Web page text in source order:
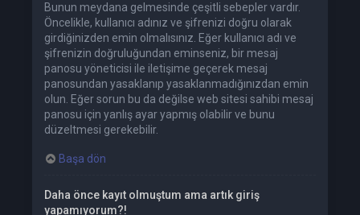
Bunun meydana gelmesinde çeşitli sebepler vardır.
Öncelikle, kullanıcı adınız ve şifrenizi doğru olarak
girdiğinizden emin olmalısınız. Eğer kullanıcı adı ve
şifrenizin doğruluğundan eminseniz, bir mesaj
panosu yöneticisi ile iletişime geçerek mesaj
panosundan yasaklanıp yasaklanmadığınızdan emin
olun. Eğer sorun bu da değilse web sitesi sahibi mesaj
panosu için yanlış ayar yapmış olabilir ve bunu
düzeltmesi gerekebilir.
Başa dön
Daha önce kayıt olmuştum ama artık giriş
yapamıyorum?!